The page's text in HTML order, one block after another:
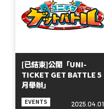
[已結束]公開「UNI-
TICKET GET BATTLE 5
月舉辦」
EVENTS 2025.04.01